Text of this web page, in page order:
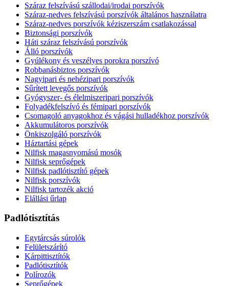
Száraz felszívású szállodai/irodai porszívók
Száraz-nedves felszívású porszívók általános használatra
Száraz-nedves porszívók kéziszerszám csatlakozással
Biztonsági porszívók
Háti száraz felszívású porszívók
Álló porszívók
Gyúlékony és veszélyes porokra porszívó
Robbanásbiztos porszívók
Nagyipari és nehézipari porszívók
Sűrített levegős porszívók
Gyógyszer- és élelmiszeripari porszívók
Folyadékfelszívó és fémipari porszívók
Csomagoló anyagokhoz és vágási hulladékhoz porszívók
Akkumulátoros porszívók
Önkiszolgáló porszívók
Háztartási gépek
Nilfisk magasnyomású mosók
Nilfisk seprőgépek
Nilfisk padlótisztító gépek
Nilfisk porszívók
Nilfisk tartozék akció
Elállási űrlap
Padlótisztítás
Egytárcsás súrolók
Felületszárító
Kárpittisztítók
Padlótisztítók
Polírozók
Seprőgépek